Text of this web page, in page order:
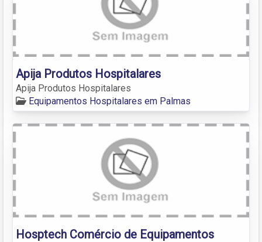
Apija Produtos Hospitalares
Apija Produtos Hospitalares
Equipamentos Hospitalares em Palmas
Hosptech Comércio de Equipamentos